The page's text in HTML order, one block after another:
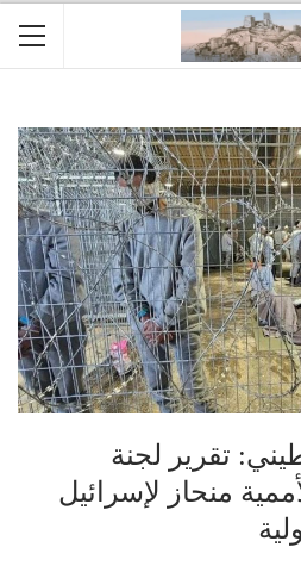
تقرير لجنة
منحاز لإسرائيل